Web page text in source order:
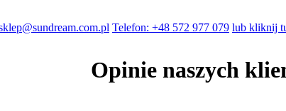
Telefon: +48 572 977 079 lub kliknij
Opinie naszych